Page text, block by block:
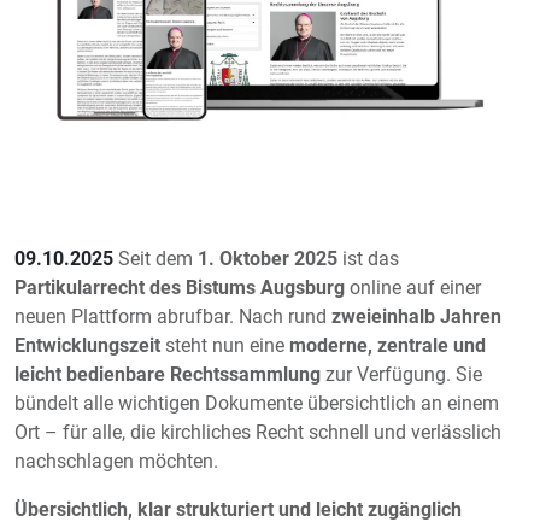
09.10.2025 Seit dem 1. Oktober 2025 ist das
Partikularrecht des Bistums Augsburg online auf einer
neuen Plattform abrufbar. Nach rund zweieinhalb Jahren
Entwicklungszeit steht nun eine moderne, zentrale und
leicht bedienbare Rechtssammlung zur Verfügung. Sie
bündelt alle wichtigen Dokumente übersichtlich an einem
Ort – für alle, die kirchliches Recht schnell und verlässlich
nachschlagen möchten.
Übersichtlich, klar strukturiert und leicht zugänglich